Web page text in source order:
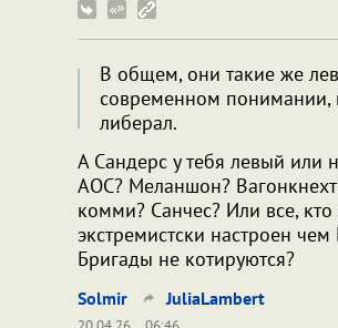
В общем, они такие же
современном понимании,
либерал.
А Сандерс у тебя левый или
AOC? Меланшон?
комми? Санчес? Или все,
экстремистски настроен
Бригады не котируются?
Solmir JuliaLambert